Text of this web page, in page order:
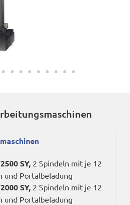
SY, 2 Spindeln mit je 12
und Portalbeladung
SY, 2 Spindeln mit je 12
und Portalbeladung